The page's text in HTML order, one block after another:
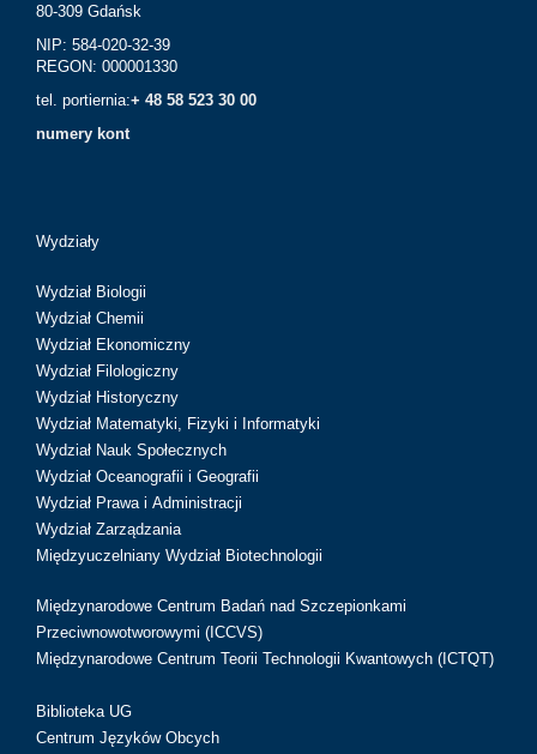
80-309 Gdańsk
NIP: 584-020-32-39
REGON: 000001330
tel. portiernia:+ 48 58 523 30 00
numery kont
Wydziały
Wydział Biologii
Wydział Chemii
Wydział Ekonomiczny
Wydział Filologiczny
Wydział Historyczny
Wydział Matematyki, Fizyki i Informatyki
Wydział Nauk Społecznych
Wydział Oceanografii i Geografii
Wydział Prawa i Administracji
Wydział Zarządzania
Międzyuczelniany Wydział Biotechnologii
Międzynarodowe Centrum Badań nad Szczepionkami
Przeciwnowotworowymi (ICCVS)
Międzynarodowe Centrum Teorii Technologii Kwantowych (ICTQT)
Biblioteka UG
Centrum Języków Obcych